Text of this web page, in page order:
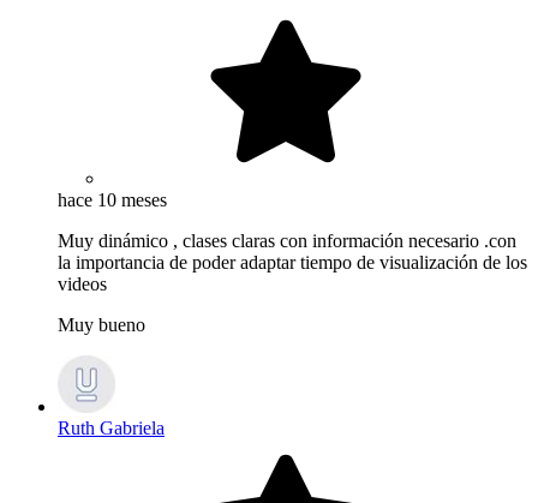
hace 10 meses
Muy dinámico , clases claras con información necesario .con
la importancia de poder adaptar tiempo de visualización de los
videos
Muy bueno
Ruth Gabriela